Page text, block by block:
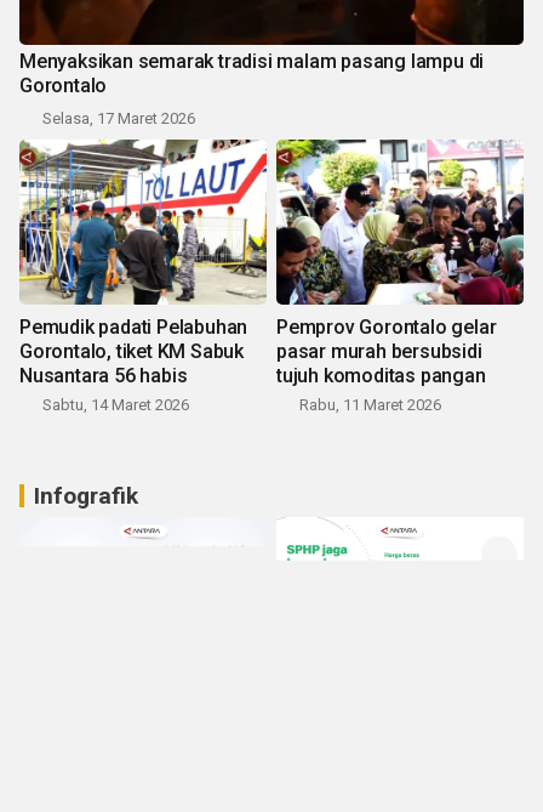
Menyaksikan semarak tradisi malam pasang lampu di
Gorontalo
Selasa, 17 Maret 2026
Pemudik padati Pelabuhan
Gorontalo, tiket KM Sabuk
Nusantara 56 habis
Sabtu, 14 Maret 2026
Pemprov Gorontalo gelar
pasar murah bersubsidi
tujuh komoditas pangan
Rabu, 11 Maret 2026
Infografik